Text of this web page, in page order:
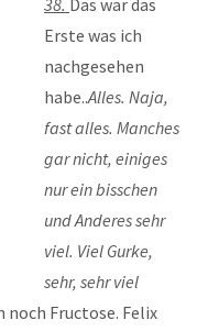
38. Das war das
Erste was ich
nachgesehen
habe..Alles. Naja,
fast alles. Manches
gar nicht, einiges
nur ein bisschen
und Anderes sehr
viel. Viel Gurke,
sehr, sehr viel
Fructose. Felix